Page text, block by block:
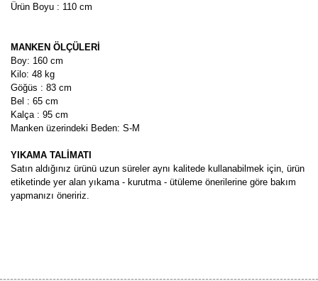
Ürün Boyu : 110 cm
MANKEN ÖLÇÜLERİ
Boy: 160 cm
Kilo: 48 kg
Göğüs : 83 cm
Bel : 65 cm
Kalça : 95 cm
Manken üzerindeki Beden: S-M
YIKAMA TALİMATI
Satın aldığınız ürünü uzun süreler aynı kalitede kullanabilmek için, ürün
etiketinde yer alan yıkama - kurutma - ütüleme önerilerine göre bakım
yapmanızı öneririz.